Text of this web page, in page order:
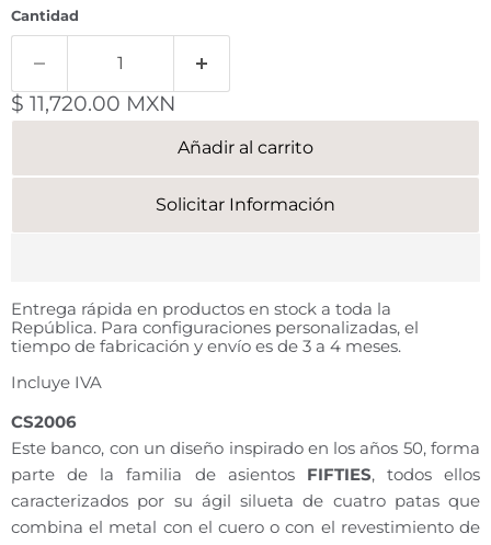
Cantidad
Precio actual
$ 11,720.00 MXN
Añadir al carrito
Solicitar Información
Entrega rápida en productos en stock a toda la
República. Para configuraciones personalizadas, el
tiempo de fabricación y envío es de 3 a 4 meses.
Incluye IVA
CS2006
Este banco, con un diseño inspirado en los años 50, forma
parte de la familia de asientos FIFTIES, todos ellos
caracterizados por su ágil silueta de cuatro patas que
combina el metal con el cuero o con el revestimiento de